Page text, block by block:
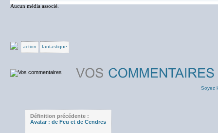
Aucun média associé.
action fantastique
Soyez
Définition précédente :
Avatar : de Feu et de Cendres